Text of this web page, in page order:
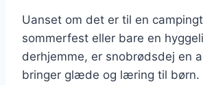
Uanset om det er til en
sommerfest eller bare en
derhjemme, er snobrødsdej en
bringer glæde og læring til børn.